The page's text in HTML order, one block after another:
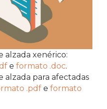
alzada xenérico:
e formato .doc.
alzada para afectadas
.pdf e formato